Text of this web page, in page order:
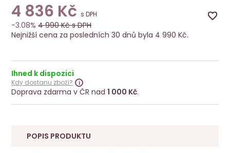
4 836 Kčs DPH
-3.08% 4 990Kč s DPH
Nejnižší cena za posledních 30 dnů byla 4 990 Kč.
Ihned k dispozici
Kdy dostanu zboží?
Doprava zdarma v ČR nad1 000 Kč.
POPIS PRODUKTU